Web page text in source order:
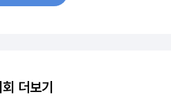
더보기